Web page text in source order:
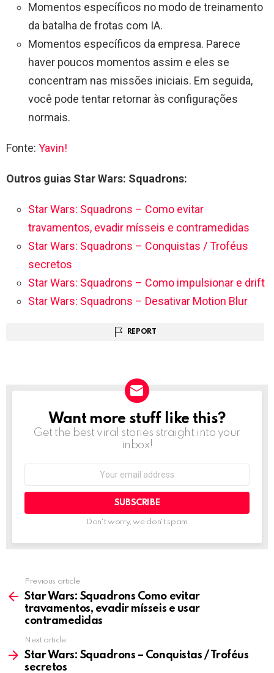
Momentos específicos no modo de treinamento
da batalha de frotas com IA.
Momentos específicos da empresa. Parece
haver poucos momentos assim e eles se
concentram nas missões iniciais. Em seguida,
você pode tentar retornar às configurações
normais.
Fonte: Yavin!
Outros guias Star Wars: Squadrons:
Star Wars: Squadrons – Como evitar
travamentos, evadir mísseis e contramedidas
Star Wars: Squadrons – Conquistas / Troféus
secretos
Star Wars: Squadrons – Como impulsionar e drift
Star Wars: Squadrons – Desativar Motion Blur
REPORT
NEWSLETTER
Want more stuff like this?
Get the best viral stories straight into your
inbox!
Don't worry, we don't spam
more
Previous article
Star Wars: Squadrons Como evitar
travamentos, evadir mísseis e usar
contramedidas
Next article
Star Wars: Squadrons – Conquistas / Troféus
secretos